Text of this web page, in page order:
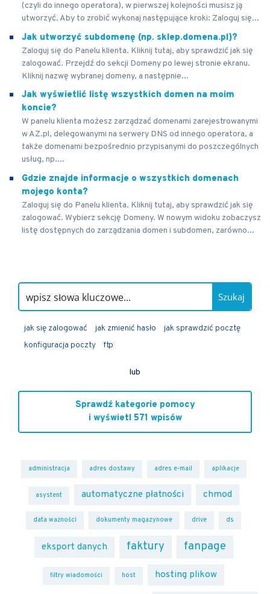
(czyli do innego operatora), w pierwszej kolejności musisz ją
utworzyć. Aby to zrobić wykonaj następujące kroki: Zaloguj się...
Jak utworzyć subdomenę (np. sklep.domena.pl)?
Zaloguj się do Panelu klienta. Kliknij tutaj, aby sprawdzić jak się
zalogować. Przejdź do sekcji Domeny po lewej stronie ekranu.
Kliknij nazwę wybranej domeny, a następnie...
Jak wyświetlić listę wszystkich domen na moim
koncie?
W panelu klienta możesz zarządzać domenami zarejestrowanymi
w AZ.pl, delegowanymi na serwery DNS od innego operatora, a
także domenami bezpośrednio przypisanymi do poszczególnych
usług, np....
Gdzie znajde informacje o wszystkich domenach
mojego konta?
Zaloguj się do Panelu klienta. Kliknij tutaj, aby sprawdzić jak się
zalogować. Wybierz sekcję Domeny. W nowym widoku zobaczysz
listę dostępnych do zarządzania domen i subdomen, zarówno...
Szukaj
jak się zalogować jak zmienić hasło
jak sprawdzić pocztę
konfiguracja poczty
ftp
lub
Sprawdź kategorie pomocy
i wyświetl 571 wpisów
administracja adres dostawy adres e-mail aplikacje
asystent automatyczne płatności chmod
data ważności dokumenty magazynowe drive ds
eksport danych faktury fanpage
filtry wiadomości host hosting plikow